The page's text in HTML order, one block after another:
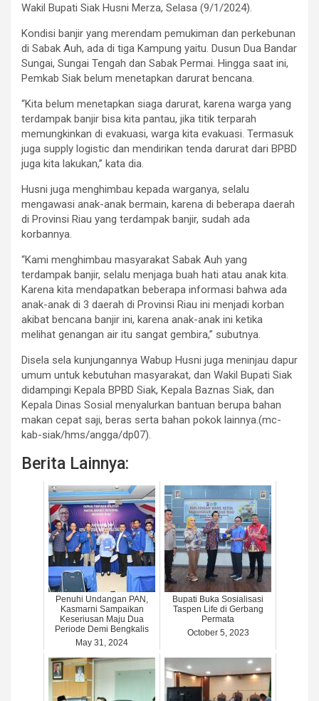
Wakil Bupati Siak Husni Merza, Selasa (9/1/2024).
Kondisi banjir yang merendam pemukiman dan perkebunan
di Sabak Auh, ada di tiga Kampung yaitu. Dusun Dua Bandar
Sungai, Sungai Tengah dan Sabak Permai. Hingga saat ini,
Pemkab Siak belum menetapkan darurat bencana.
“Kita belum menetapkan siaga darurat, karena warga yang
terdampak banjir bisa kita pantau, jika titik terparah
memungkinkan di evakuasi, warga kita evakuasi. Termasuk
juga supply logistic dan mendirikan tenda darurat dari BPBD
juga kita lakukan,” kata dia.
Husni juga menghimbau kepada warganya, selalu
mengawasi anak-anak bermain, karena di beberapa daerah
di Provinsi Riau yang terdampak banjir, sudah ada
korbannya.
“Kami menghimbau masyarakat Sabak Auh yang
terdampak banjir, selalu menjaga buah hati atau anak kita.
Karena kita mendapatkan beberapa informasi bahwa ada
anak-anak di 3 daerah di Provinsi Riau ini menjadi korban
akibat bencana banjir ini, karena anak-anak ini ketika
melihat genangan air itu sangat gembira,” subutnya.
Disela sela kunjungannya Wabup Husni juga meninjau dapur
umum untuk kebutuhan masyarakat, dan Wakil Bupati Siak
didampingi Kepala BPBD Siak, Kepala Baznas Siak, dan
Kepala Dinas Sosial menyalurkan bantuan berupa bahan
makan cepat saji, beras serta bahan pokok lainnya.(mc-
kab-siak/hms/angga/dp07).
Berita Lainnya:
Penuhi Undangan PAN,
Kasmarni Sampaikan
Keseriusan Maju Dua
Periode Demi Bengkalis
May 31, 2024
Bupati Buka Sosialisasi
Taspen Life di Gerbang
Permata
October 5, 2023